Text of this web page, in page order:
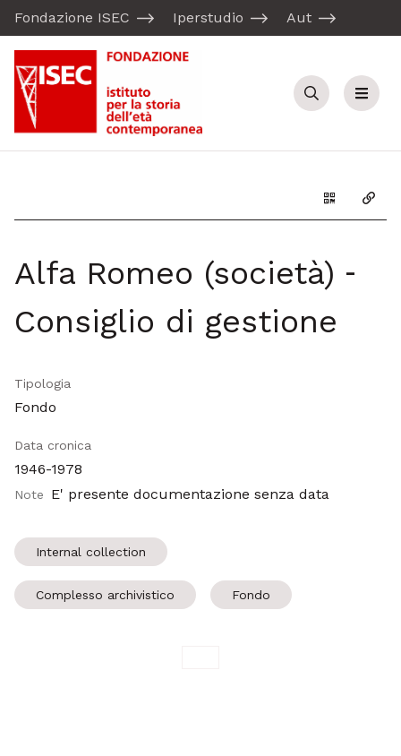
Fondazione ISEC Iperstudio Aut
Cerca Menu
Genera il
Alfa Romeo (società) ‐
Consiglio di gestione
Tipologia
Fondo
Data cronica
1946-1978
Note E' presente documentazione senza data
Internal collection
Complesso archivistico Fondo